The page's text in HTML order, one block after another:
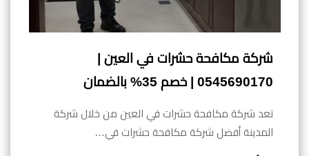
شركة مكافحة حشرات في العين |
0545690170 | خصم 35% بالضمان
تعد شركة مكافحة حشرات في العين من خلال شركة
المدينة أفضل شركة مكافحة حشرات في…